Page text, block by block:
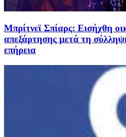
Μπρίτνεϊ Σπίαρς: Εισήχθη
απεξάρτησης μετά τη
επήρεια